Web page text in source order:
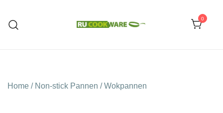
naar
0
Home / Non-stick Pannen /Wokpannen